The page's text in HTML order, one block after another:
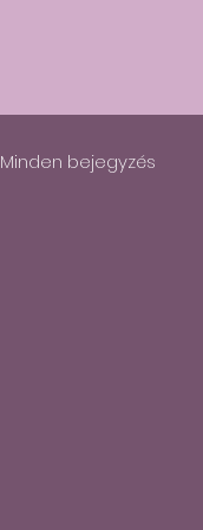
Minden bejegyzés